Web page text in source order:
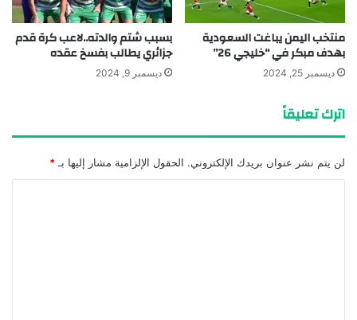
منتخب اليمن يباغت السعودية
بهدف مبكر في “خليجي 26”
ديسمبر 25, 2024
بسبب شتم والدته..لاعب كرة قدم
جزائري يطالب بفسخ عقده
ديسمبر 9, 2024
اترك تعليقاً
لن يتم نشر عنوان بريدك الإلكتروني. الحقول الإلزامية مشار إليها بـ *